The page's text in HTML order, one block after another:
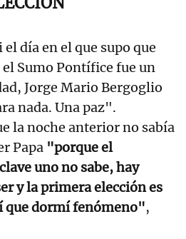
día en el que supo que
Sumo Pontífice fue un
Jorge Mario Bergoglio
nada. Una paz".
la noche anterior no sabía
Papa "porque el
uno no sabe, hay
y la primera elección es
que dormí fenómeno",